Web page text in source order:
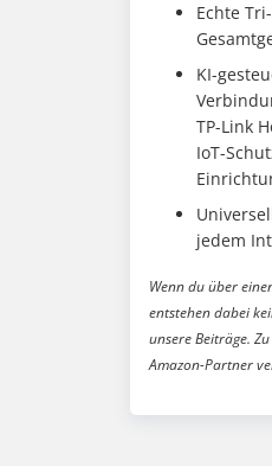
Echte
KI-
TP-Link
IoT-
jedem
Wenn du über
entstehen dabei
unsere Beiträge.
Amazon-Partner